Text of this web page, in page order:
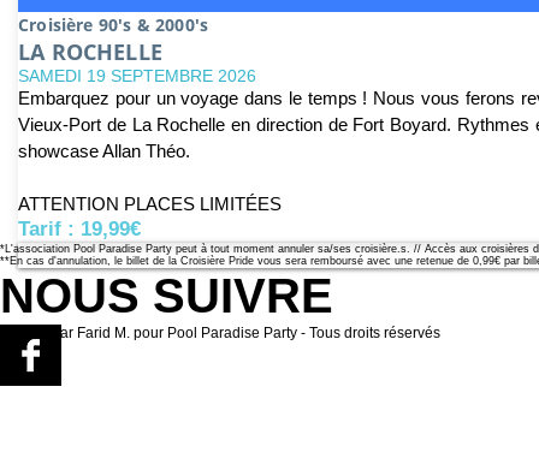
Croisière 90's & 2000's
LA ROCHELLE
SAMEDI 19 SEPTEMBRE 2026
Embarquez pour un voyage dans le temps ! Nous vous ferons
Vieux-Port de La Rochelle en direction de Fort Boyard.
showcase Allan Théo.
ATTENTION PLACES LIMITÉES
​​Tarif : 19,99€
*L'association Pool Paradise Party peut à tout moment annuler sa/ses croisière.s. // Accès aux croisières
**En cas d'annulation, le billet de la Croisière Pride vous sera remboursé avec une retenue de 0,99€ par
NOUS SUIVRE
© 2026 par Farid M. pour Pool Paradise Party - Tous droits réservés